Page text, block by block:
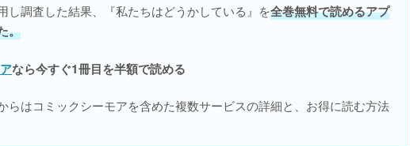
し調査した結果、『私たちはどうかしている』を全巻無料で読めるアプ
。
なら今すぐ1冊目を半額で読める
らはコミックシーモアを含めた複数サービスの詳細と、お得に読む方法